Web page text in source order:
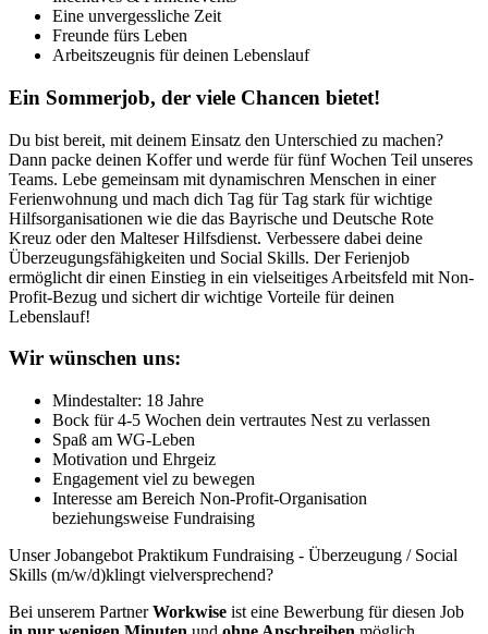
Eine unvergessliche Zeit
Freunde fürs Leben
Arbeitszeugnis für deinen Lebenslauf
Ein Sommerjob, der viele Chancen bietet!
Du bist bereit, mit deinem Einsatz den Unterschied zu machen?
Dann packe deinen Koffer und werde für fünf Wochen Teil unseres
Teams. Lebe gemeinsam mit dynamischren Menschen in einer
Ferienwohnung und mach dich Tag für Tag stark für wichtige
Hilfsorganisationen wie die das Bayrische und Deutsche Rote
Kreuz oder den Malteser Hilfsdienst. Verbessere dabei deine
Überzeugungsfähigkeiten und Social Skills. Der Ferienjob
ermöglicht dir einen Einstieg in ein vielseitiges Arbeitsfeld mit Non-
Profit-Bezug und sichert dir wichtige Vorteile für deinen
Lebenslauf!
Wir wünschen uns:
Mindestalter: 18 Jahre
Bock für 4-5 Wochen dein vertrautes Nest zu verlassen
Spaß am WG-Leben
Motivation und Ehrgeiz
Engagement viel zu bewegen
Interesse am Bereich Non-Profit-Organisation
beziehungsweise Fundraising
Unser Jobangebot Praktikum Fundraising - Überzeugung / Social
Skills (m/w/d)klingt vielversprechend?
Bei unserem PartnerWorkwise ist eine Bewerbung für diesen Job